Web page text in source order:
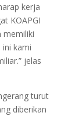
kerja
KOAPGI
memiliki
ini kami
jelas
turut
diberikan